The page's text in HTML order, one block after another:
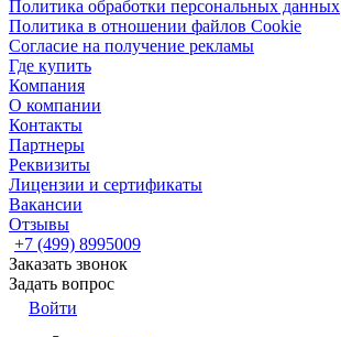
Политика обработки персональных данных
Политика в отношении файлов Cookie
Согласие на получение рекламы
Где купить
Компания
О компании
Контакты
Партнеры
Реквизиты
Лицензии и сертификаты
Вакансии
Отзывы
+7 (499) 8995009
Заказать звонок
Задать вопрос
Войти